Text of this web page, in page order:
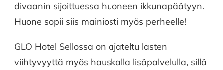
divaanin sijoittuessa huoneen ikkunapäätyyn.
Huone sopii siis mainiosti myös perheelle!
GLO Hotel Sellossa on ajateltu lasten
viihtyvyyttä myös hauskalla lisäpalvelulla, sillä